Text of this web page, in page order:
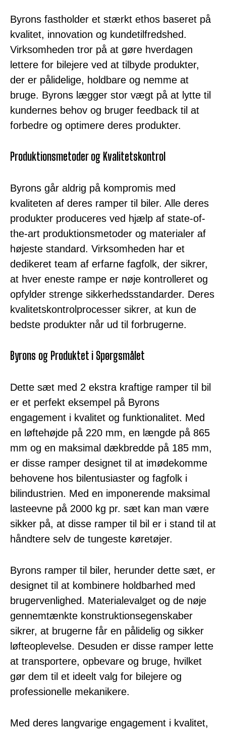
Byrons fastholder et stærkt ethos baseret på
kvalitet, innovation og kundetilfredshed.
Virksomheden tror på at gøre hverdagen
lettere for bilejere ved at tilbyde produkter,
der er pålidelige, holdbare og nemme at
bruge. Byrons lægger stor vægt på at lytte til
kundernes behov og bruger feedback til at
forbedre og optimere deres produkter.
Produktionsmetoder og Kvalitetskontrol
Byrons går aldrig på kompromis med
kvaliteten af deres ramper til biler. Alle deres
produkter produceres ved hjælp af state-of-
the-art produktionsmetoder og materialer af
højeste standard. Virksomheden har et
dedikeret team af erfarne fagfolk, der sikrer,
at hver eneste rampe er nøje kontrolleret og
opfylder strenge sikkerhedsstandarder. Deres
kvalitetskontrolprocesser sikrer, at kun de
bedste produkter når ud til forbrugerne.
Byrons og Produktet i Spørgsmålet
Dette sæt med 2 ekstra kraftige ramper til bil
er et perfekt eksempel på Byrons
engagement i kvalitet og funktionalitet. Med
en løftehøjde på 220 mm, en længde på 865
mm og en maksimal dækbredde på 185 mm,
er disse ramper designet til at imødekomme
behovene hos bilentusiaster og fagfolk i
bilindustrien. Med en imponerende maksimal
lasteevne på 2000 kg pr. sæt kan man være
sikker på, at disse ramper til bil er i stand til at
håndtere selv de tungeste køretøjer.
Byrons ramper til biler, herunder dette sæt, er
designet til at kombinere holdbarhed med
brugervenlighed. Materialevalget og de nøje
gennemtænkte konstruktionsegenskaber
sikrer, at brugerne får en pålidelig og sikker
løfteoplevelse. Desuden er disse ramper lette
at transportere, opbevare og bruge, hvilket
gør dem til et ideelt valg for bilejere og
professionelle mekanikere.
Med deres langvarige engagement i kvalitet,